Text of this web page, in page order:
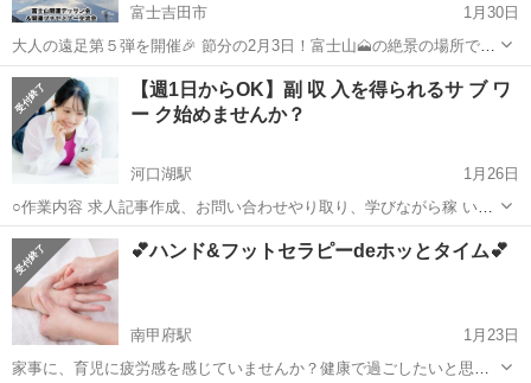
富士吉田市
1月30日
大人の遠足第５弾を開催🎉 節分の2月3日！富士山🗻の絶景の場所で野
外デッサン会を開催致します🎉🎉🎉 毎年訪れるMITIKOが 膨大の波動
を頂きさまざまなミラクルを体感ー。 美術モデルは宇宙瞑想画家
⭐️ArtistMITIK...
山梨 富士吉田市 その他
【週1日からOK】副 収 入を得られるサ ブ ワ
ー ク始めませんか？
河口湖駅
1月26日
○作業内容 求人記事作成、お問い合わせやり取り、学びながら稼 いで
いただきます。 ○活動時間はご自身の出来る時間帯で大丈夫です。 長
期的にお付き合いできる方で、業 務 連 絡をコマメにとれる方を希
望。 ...
山梨 甲府市 河口湖駅 その他 時間帯
💕ハンド&フットセラピーdeホッとタイム💕
南甲府駅
1月23日
家事に、育児に疲労感を感じていませんか？健康で過ごしたいと思わ